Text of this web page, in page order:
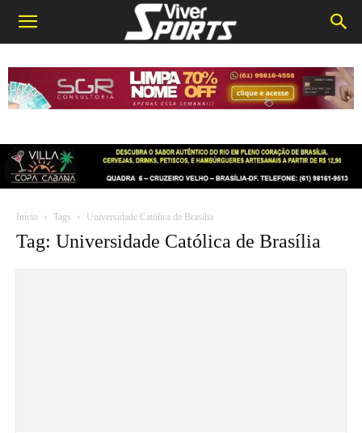
Início Tags Universidade Católica de Brasília
Tag: Universidade Católica de Brasília